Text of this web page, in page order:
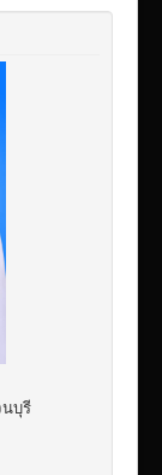
บุรี